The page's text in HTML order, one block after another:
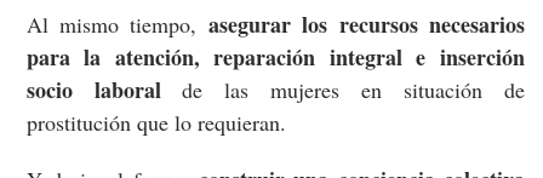
Al mismo tiempo, asegurar los recursos necesarios
para la atención, reparación integral e inserción
socio laboralde las mujeres en situación de
prostitución que lo requieran.